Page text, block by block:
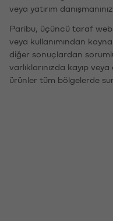
veya yatırım
Paribu, üçüncü taraf
veya kullanımından
diğer sonuçlardan
varlıklarınızda kayıp
ürünler tüm bölgelerde